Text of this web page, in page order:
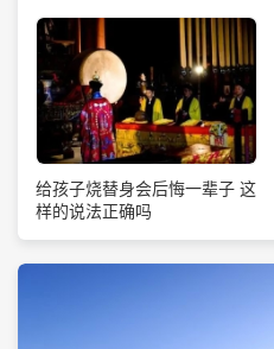
给孩子烧替身会后悔一辈子 这
样的说法正确吗